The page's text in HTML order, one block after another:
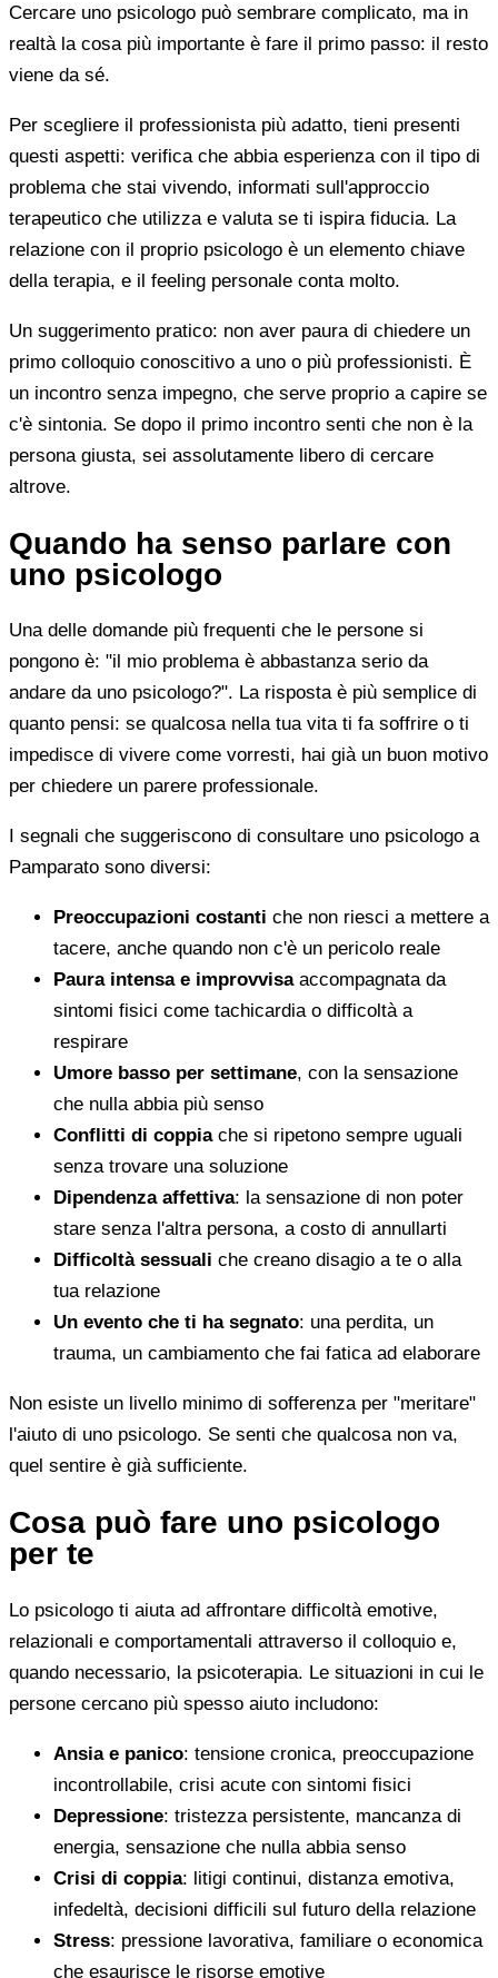
Cercare uno psicologo può sembrare complicato, ma in
realtà la cosa più importante è fare il primo passo: il resto
viene da sé.
Per scegliere il professionista più adatto, tieni presenti
questi aspetti: verifica che abbia esperienza con il tipo di
problema che stai vivendo, informati sull'approccio
terapeutico che utilizza e valuta se ti ispira fiducia. La
relazione con il proprio psicologo è un elemento chiave
della terapia, e il feeling personale conta molto.
Un suggerimento pratico: non aver paura di chiedere un
primo colloquio conoscitivo a uno o più professionisti. È
un incontro senza impegno, che serve proprio a capire se
c'è sintonia. Se dopo il primo incontro senti che non è la
persona giusta, sei assolutamente libero di cercare
altrove.
Quando ha senso parlare con
uno psicologo
Una delle domande più frequenti che le persone si
pongono è: "il mio problema è abbastanza serio da
andare da uno psicologo?". La risposta è più semplice di
quanto pensi: se qualcosa nella tua vita ti fa soffrire o ti
impedisce di vivere come vorresti, hai già un buon motivo
per chiedere un parere professionale.
I segnali che suggeriscono di consultare uno psicologo a
Pamparato sono diversi:
Preoccupazioni costanti che non riesci a mettere a
tacere, anche quando non c'è un pericolo reale
Paura intensa e improvvisaaccompagnata da
sintomi fisici come tachicardia o difficoltà a
respirare
Umore basso per settimane, con la sensazione
che nulla abbia più senso
Conflitti di coppiache si ripetono sempre uguali
senza trovare una soluzione
Dipendenza affettiva: la sensazione di non poter
stare senza l'altra persona, a costo di annullarti
Difficoltà sessuali che creano disagio a te o alla
tua relazione
Un evento che ti ha segnato: una perdita, un
trauma, un cambiamento che fai fatica ad elaborare
Non esiste un livello minimo di sofferenza per "meritare"
l'aiuto di uno psicologo. Se senti che qualcosa non va,
quel sentire è già sufficiente.
Cosa può fare uno psicologo
per te
Lo psicologo ti aiuta ad affrontare difficoltà emotive,
relazionali e comportamentali attraverso il colloquio e,
quando necessario, la psicoterapia. Le situazioni in cui le
persone cercano più spesso aiuto includono:
Ansia e panico: tensione cronica, preoccupazione
incontrollabile, crisi acute con sintomi fisici
Depressione: tristezza persistente, mancanza di
energia, sensazione che nulla abbia senso
Crisi di coppia: litigi continui, distanza emotiva,
infedeltà, decisioni difficili sul futuro della relazione
Stress: pressione lavorativa, familiare o economica
che esaurisce le risorse emotive